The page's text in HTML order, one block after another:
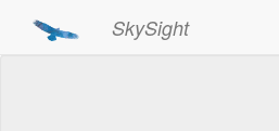
SkySight